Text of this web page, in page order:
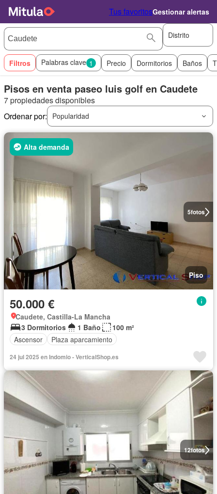
Tus favoritosGestionar alertas
Distrito
Filtros Palabras clave 1 Precio Dormitorios Baños
Pisos en venta paseo luis golf en Caudete
7 propiedades disponibles
Ordenar por:
Popularidad
5fotos
Alta demanda
Piso
50.000 €
Caudete, Castilla-La Mancha
3 Dormitorios
1 Baño
100 m²
Ascensor
Plaza aparcamiento
24 jul 2025 en Indomio - VerticalShop.es
12fotos